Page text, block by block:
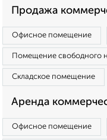
Продажа
Офисное помещение
Помещение свободного
Складское помещение
Аренда
Офисное помещение